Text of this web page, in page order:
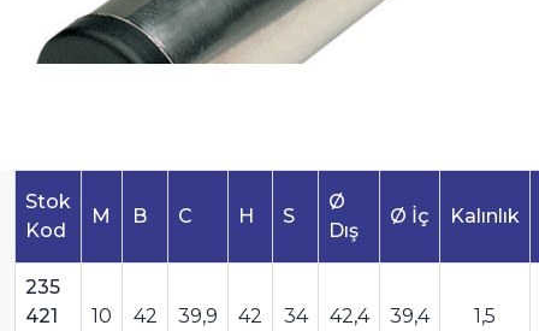
Stok
Kod
M B C H S
Ø
Dış
Ø İç Kalınlık
235
421
10 42 39,9 42 34 42,4 39,4 1,5